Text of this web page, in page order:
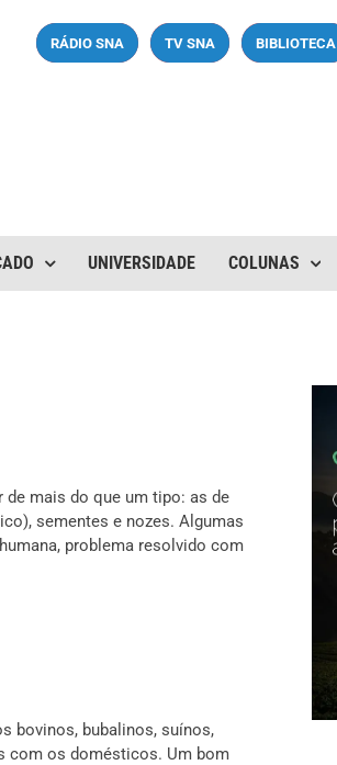
RÁDIO SNA TV SNA BIBLIOTECA
UNIVERSIDADE COLUNAS
de mais do que um tipo: as de
sementes e nozes. Algumas
problema resolvido com
bovinos, bubalinos, suínos,
com os domésticos. Um bom